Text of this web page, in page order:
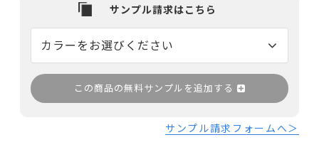
この商品の無料サンプルを追加する
サンプル請求フォームへ＞